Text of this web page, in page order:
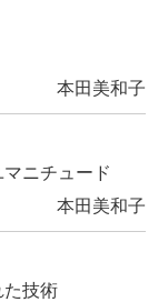
本田美和子
ニチュード
本田美和子
技術